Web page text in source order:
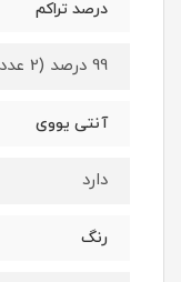
درصد تراکم
99 درصد (2 عدد 80 درصد روی هم)
آنتی یووی
دارد
رنگ